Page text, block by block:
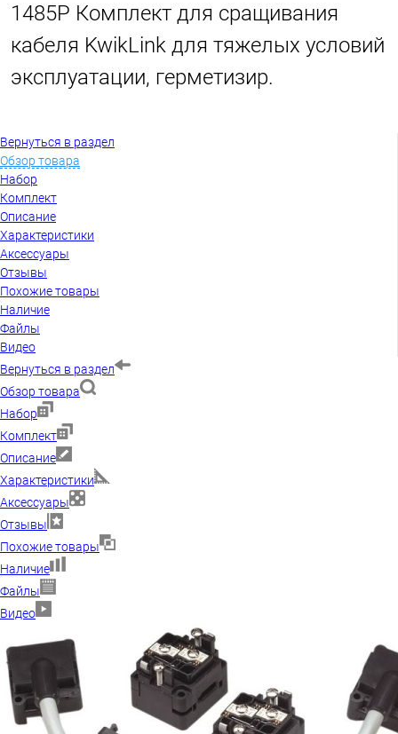
1485P Комплект для сращивания
кабеля KwikLink для тяжелых условий
эксплуатации, герметизир.
Вернуться в раздел
Обзор товара
Набор
Комплект
Описание
Характеристики
Аксессуары
Отзывы
Похожие товары
Наличие
Файлы
Видео
Вернуться в раздел
Обзор товара
Набор
Комплект
Описание
Характеристики
Аксессуары
Отзывы
Похожие товары
Наличие
Файлы
Видео